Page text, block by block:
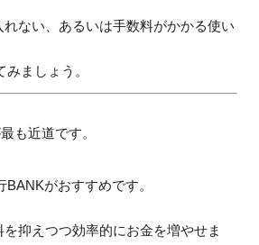
ない、あるいは手数料がかかる使い
ましょう。
も近道です。
がおすすめです。
抑えつつ効率的にお金を増やせま